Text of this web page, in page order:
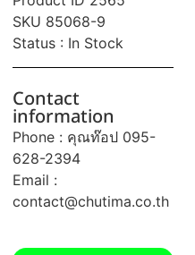
SKU 85068-9
Status : In Stock
Contact
information
Phone : คุณท๊อป 095-
628-2394
Email :
contact@chutima.co.th